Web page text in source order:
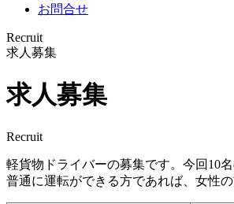
お問合せ
Recruit
求人募集
求人募集
Recruit
軽貨物ドライバーの募集です。今回10
普通に運転ができる方であれば、女性